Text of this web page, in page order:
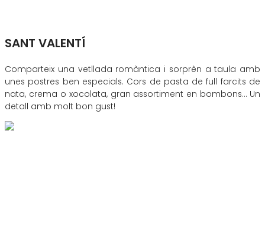
SANT VALENTÍ
Comparteix una vetllada romàntica i sorprèn a taula amb
unes postres ben especials. Cors de pasta de full farcits de
nata, crema o xocolata, gran assortiment en bombons… Un
detall amb molt bon gust!